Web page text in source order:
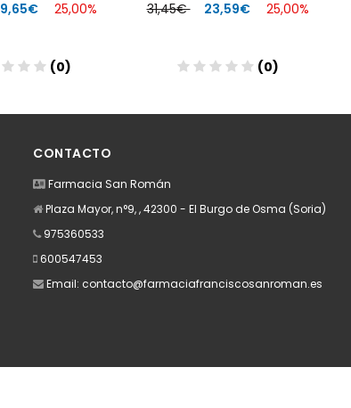
9,65€ 25,00%
(0)
31,45€ 23,59€ 25,00%
(0)
CONTACTO
Farmacia San Román
Plaza Mayor, n°9, , 42300 - El Burgo de Osma (Soria)
975360533
600547453
Email: contacto@farmaciafranciscosanroman.es